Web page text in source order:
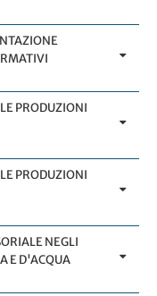
PRODUZIONI
PRODUZIONI
NEGLI
E D'ACQUA